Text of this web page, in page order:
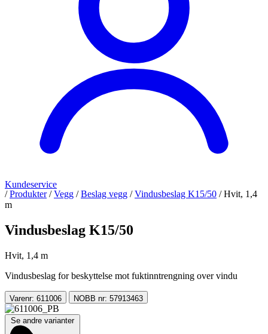
Kundeservice
/ Produkter / Vegg / Beslag vegg / Vindusbeslag K15/50 / Hvit, 1,4
m
Vindusbeslag K15/50
Hvit, 1,4 m
Vindusbeslag for beskyttelse mot fuktinntrengning over vindu
Varenr: 611006 NOBB nr: 57913463
Se andre varianter